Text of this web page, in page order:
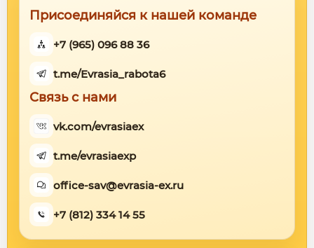
Присоединяйся к нашей команде
+7 (965) 096 88 36
t.me/Evrasia_rabota6
Связь с нами
vk.com/evrasiaex
t.me/evrasiaexp
office-sav@evrasia-ex.ru
+7 (812) 334 14 55